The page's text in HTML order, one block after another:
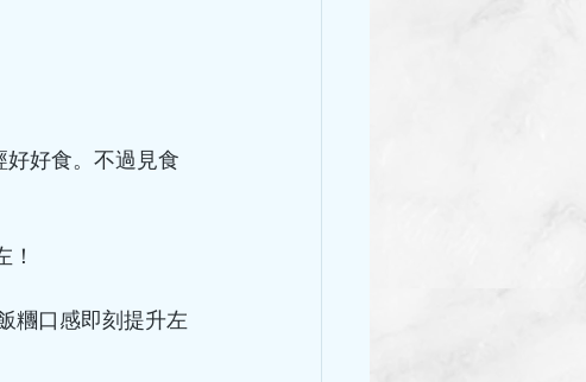
好食。不過見食
糰口感即刻提升左